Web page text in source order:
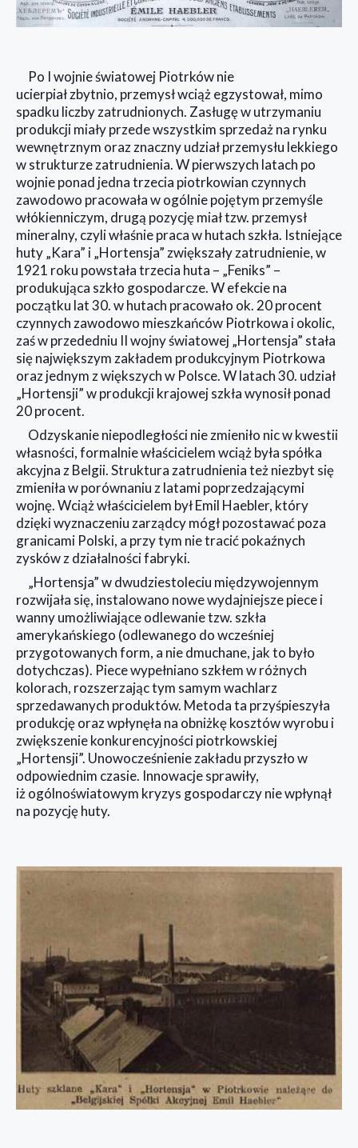
Po I wojnie światowej Piotrków nie
ucierpiał zbytnio, przemysł wciąż egzystował, mimo
spadku liczby zatrudnionych. Zasługę w utrzymaniu
produkcji miały przede wszystkim sprzedaż na rynku
wewnętrznym oraz znaczny udział przemysłu lekkiego
w strukturze zatrudnienia. W pierwszych latach po
wojnie ponad jedna trzecia piotrkowian czynnych
zawodowo pracowała w ogólnie pojętym przemyśle
włókienniczym, drugą pozycję miał tzw. przemysł
mineralny, czyli właśnie praca w hutach szkła. Istniejące
huty „Kara” i „Hortensja” zwiększały zatrudnienie, w
1921 roku powstała trzecia huta – „Feniks” –
produkująca szkło gospodarcze. W efekcie na
początku lat 30. w hutach pracowało ok. 20 procent
czynnych zawodowo mieszkańców Piotrkowa i okolic,
zaś w przededniu II wojny światowej „Hortensja” stała
się największym zakładem produkcyjnym Piotrkowa
oraz jednym z większych w Polsce. W latach 30. udział
„Hortensji” w produkcji krajowej szkła wynosił ponad
20 procent.
Odzyskanie niepodległości nie zmieniło nic w kwestii
własności, formalnie właścicielem wciąż była spółka
akcyjna z Belgii. Struktura zatrudnienia też niezbyt się
zmieniła w porównaniu z latami poprzedzającymi
wojnę. Wciąż właścicielem był Emil Haebler, który
dzięki wyznaczeniu zarządcy mógł pozostawać poza
granicami Polski, a przy tym nie tracić pokaźnych
zysków z działalności fabryki.
„Hortensja” w dwudziestoleciu międzywojennym
rozwijała się, instalowano nowe wydajniejsze piece i
wanny umożliwiające odlewanie tzw. szkła
amerykańskiego (odlewanego do wcześniej
przygotowanych form, a nie dmuchane, jak to było
dotychczas). Piece wypełniano szkłem w różnych
kolorach, rozszerzając tym samym wachlarz
sprzedawanych produktów. Metoda ta przyśpieszyła
produkcję oraz wpłynęła na obniżkę kosztów wyrobu i
zwiększenie konkurencyjności piotrkowskiej
„Hortensji”. Unowocześnienie zakładu przyszło w
odpowiednim czasie. Innowacje sprawiły,
iż ogólnoświatowym kryzys gospodarczy nie wpłynął
na pozycję huty.